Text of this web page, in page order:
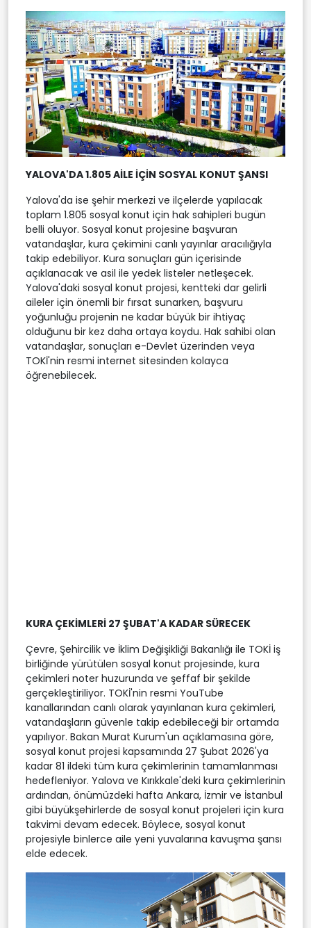
YALOVA'DA 1.805 AİLE İÇİN SOSYAL KONUT ŞANSI
Yalova'da ise şehir merkezi ve ilçelerde yapılacak
toplam 1.805 sosyal konut için hak sahipleri bugün
belli oluyor. Sosyal konut projesine başvuran
vatandaşlar, kura çekimini canlı yayınlar aracılığıyla
takip edebiliyor. Kura sonuçları gün içerisinde
açıklanacak ve asil ile yedek listeler netleşecek.
Yalova'daki sosyal konut projesi, kentteki dar gelirli
aileler için önemli bir fırsat sunarken, başvuru
yoğunluğu projenin ne kadar büyük bir ihtiyaç
olduğunu bir kez daha ortaya koydu. Hak sahibi olan
vatandaşlar, sonuçları e-Devlet üzerinden veya
TOKİ'nin resmi internet sitesinden kolayca
öğrenebilecek.
KURA ÇEKİMLERİ 27 ŞUBAT'A KADAR SÜRECEK
Çevre, Şehircilik ve İklim Değişikliği Bakanlığı ile TOKİ iş
birliğinde yürütülen sosyal konut projesinde, kura
çekimleri noter huzurunda ve şeffaf bir şekilde
gerçekleştiriliyor. TOKİ'nin resmi YouTube
kanallarından canlı olarak yayınlanan kura çekimleri,
vatandaşların güvenle takip edebileceği bir ortamda
yapılıyor. Bakan Murat Kurum'un açıklamasına göre,
sosyal konut projesi kapsamında 27 Şubat 2026'ya
kadar 81 ildeki tüm kura çekimlerinin tamamlanması
hedefleniyor. Yalova ve Kırıkkale'deki kura çekimlerinin
ardından, önümüzdeki hafta Ankara, İzmir ve İstanbul
gibi büyükşehirlerde de sosyal konut projeleri için kura
takvimi devam edecek. Böylece, sosyal konut
projesiyle binlerce aile yeni yuvalarına kavuşma şansı
elde edecek.